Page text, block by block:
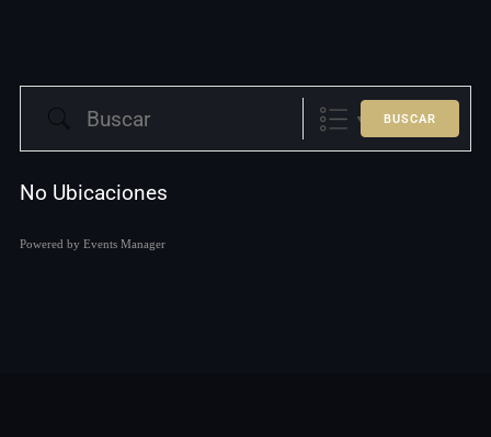
BUSCAR
No Ubicaciones
Powered by Events Manager